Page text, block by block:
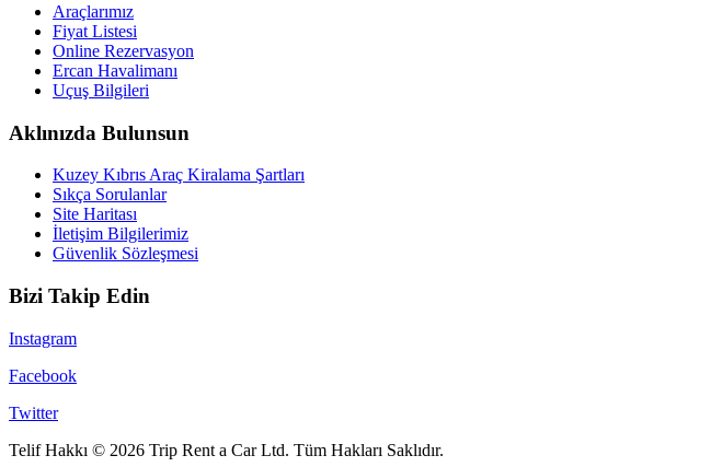
Araçlarımız
Fiyat Listesi
Online Rezervasyon
Ercan Havalimanı
Uçuş Bilgileri
Aklınızda Bulunsun
Kuzey Kıbrıs Araç Kiralama Şartları
Sıkça Sorulanlar
Site Haritası
İletişim Bilgilerimiz
Güvenlik Sözleşmesi
Bizi Takip Edin
Instagram
Facebook
Twitter
Telif Hakkı © 2026 Trip Rent a Car Ltd. Tüm Hakları Saklıdır.